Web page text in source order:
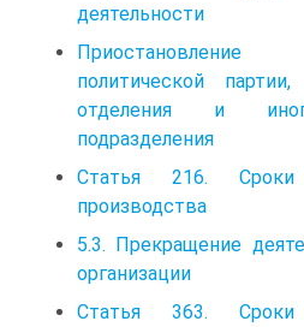
деятельности
политической
отделения и
подразделения
Статья 216. Сроки
производства
5.3. Прекращение
организации
Статья 363. Сроки